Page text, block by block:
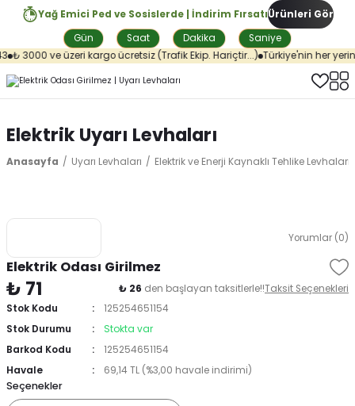
Yağ Emici Ped ve Sosislerde | İndirim Fırsatı
Gün
Saat Dakika Saniye
Ürünleri Gör
₺ 3000 ve üzeri kargo ücretsiz (Trafik Ekip. Hariçtir...) Türkiye'nin her
Elektrik Uyarı Levhaları
Anasayfa Uyarı Levhaları Elektrik ve Enerji Kaynaklı Tehlike Levhaları
Yorumlar (0)
Elektrik Odası Girilmez
₺ 71 ₺ 26 den başlayan taksitlerle!!Taksit Seçenekleri
Stok Kodu
125254651154
Stok Durumu
Stokta var
Barkod Kodu
125254651154
Havale
69,14 TL (%3,00 havale indirimi)
Seçenekler